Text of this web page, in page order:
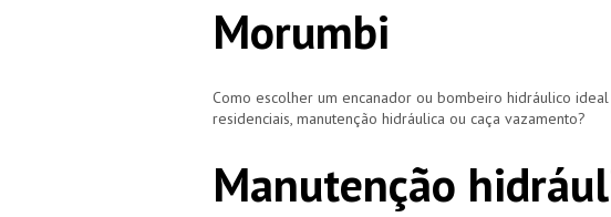
Morumbi
Como escolher um encanador ou bombeiro hidráulico
residenciais, manutenção hidráulica ou caça vazamento?
Manutenção